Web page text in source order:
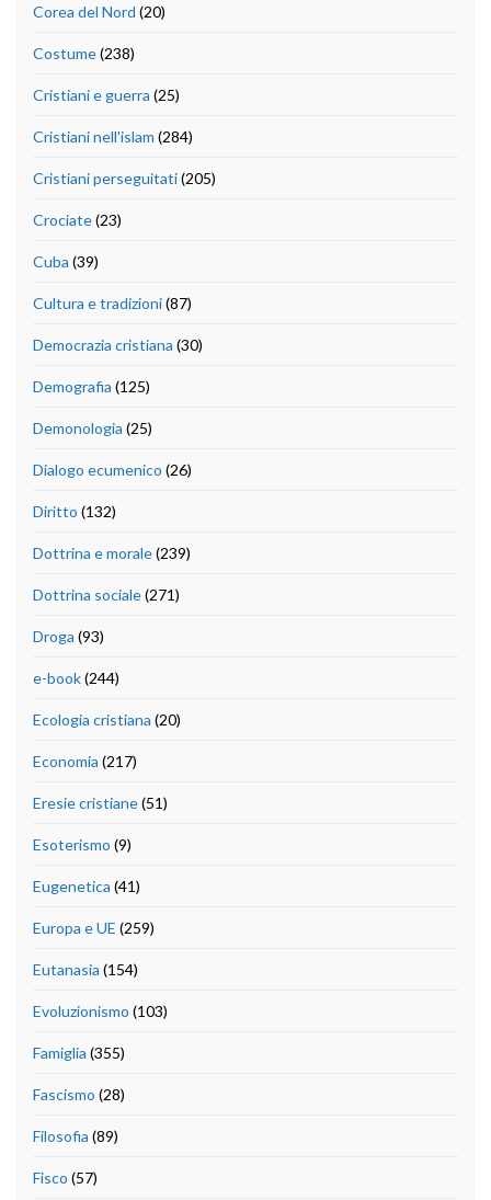
Corea del Nord (20)
Costume(238)
Cristiani e guerra (25)
Cristiani nell'islam (284)
Cristiani perseguitati(205)
Crociate(23)
Cuba (39)
Cultura e tradizioni(87)
Democrazia cristiana (30)
Demografia (125)
Demonologia (25)
Dialogo ecumenico (26)
Diritto (132)
Dottrina e morale(239)
Dottrina sociale(271)
Droga (93)
e-book(244)
Ecologia cristiana (20)
Economia (217)
Eresie cristiane(51)
Esoterismo (9)
Eugenetica (41)
Europa e UE (259)
Eutanasia (154)
Evoluzionismo (103)
Famiglia (355)
Fascismo (28)
Filosofia (89)
Fisco (57)